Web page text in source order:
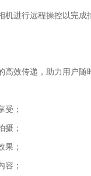
机进行远程操控以完
效传递，助力用户随
受；
摄；
果；
容；